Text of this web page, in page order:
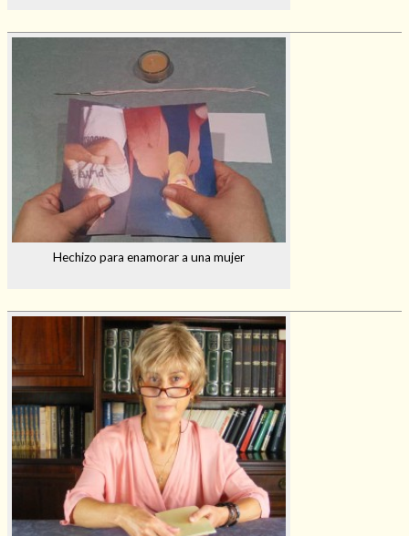
Hechizo para enamorar a una mujer